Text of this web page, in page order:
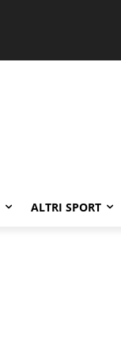
ALTRI SPORT